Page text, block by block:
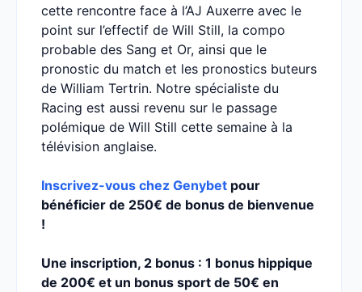
cette rencontre face à l’AJ Auxerre avec le
point sur l’effectif de Will Still, la compo
probable des Sang et Or, ainsi que le
pronostic du match et les pronostics buteurs
de William Tertrin. Notre spécialiste du
Racing est aussi revenu sur le passage
polémique de Will Still cette semaine à la
télévision anglaise.
Inscrivez-vous chez Genybet pour
bénéficier de 250€ de bonus de bienvenue
!
Une inscription, 2 bonus : 1 bonus hippique
de 200€ et un bonus sport de 50€ en